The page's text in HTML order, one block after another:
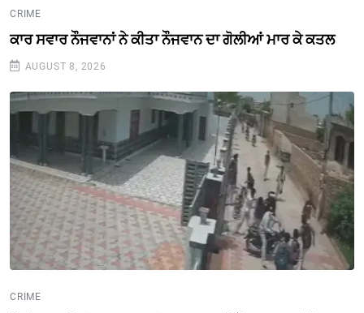
CRIME
ਕਾਰ ਸਵਾਰ ਨੌਜਵਾਨਾਂ ਨੇ ਕੀਤਾ ਨੌਜਵਾਨ ਦਾ ਗੋਲੀਆਂ ਮਾਰ ਕੇ ਕਤਲ
AUGUST 8, 2026
CRIME